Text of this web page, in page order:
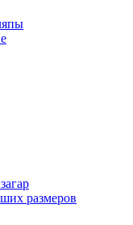
размеров